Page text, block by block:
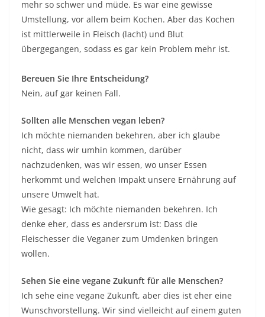
mehr so schwer und müde. Es war eine gewisse
Umstellung, vor allem beim Kochen. Aber das Kochen
ist mittlerweile in Fleisch (lacht) und Blut
übergegangen, sodass es gar kein Problem mehr ist.
Bereuen Sie Ihre Entscheidung?
Nein, auf gar keinen Fall.
Sollten alle Menschen vegan leben?
Ich möchte niemanden bekehren, aber ich glaube
nicht, dass wir umhin kommen, darüber
nachzudenken, was wir essen, wo unser Essen
herkommt und welchen Impakt unsere Ernährung auf
unsere Umwelt hat.
Wie gesagt: Ich möchte niemanden bekehren. Ich
denke eher, dass es andersrum ist: Dass die
Fleischesser die Veganer zum Umdenken bringen
wollen.
Sehen Sie eine vegane Zukunft für alle Menschen?
Ich sehe eine vegane Zukunft, aber dies ist eher eine
Wunschvorstellung. Wir sind vielleicht auf einem guten